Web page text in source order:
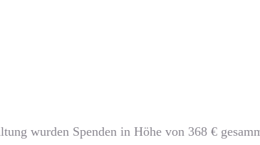
wurden Spenden in Höhe von 368 €